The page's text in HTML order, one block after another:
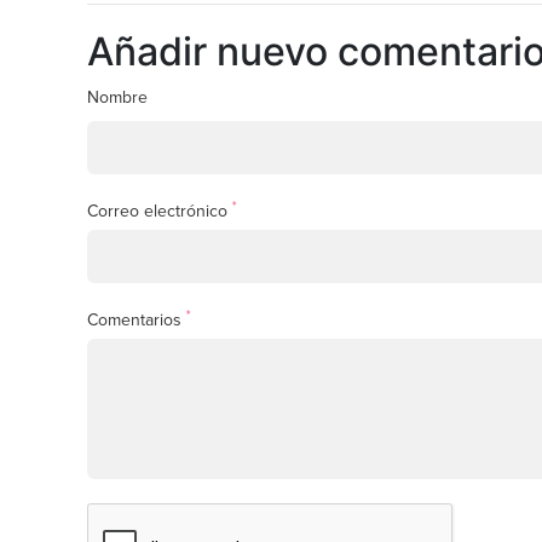
Añadir nuevo
Nombre
Correo electrónico *
Comentarios *